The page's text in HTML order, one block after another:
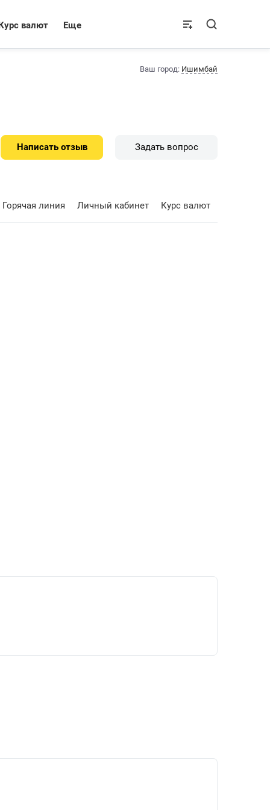
валют Еще
Ваш город: Ишимбай
Написать отзыв Задать вопрос
Горячая линия Личный кабинет Курс валют